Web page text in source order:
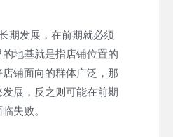
发展，在前期就必须
地基就是指店铺位置的
铺面向的群体广泛，那
展，反之则可能在前期
失败。